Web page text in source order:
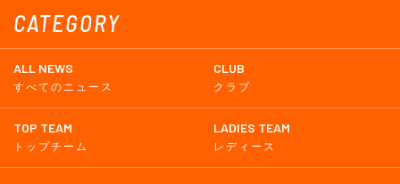
CATEGORY
ALL NEWS
すべてのニュース
CLUB
クラブ
TOP TEAM
トップチーム
LADIES TEAM
レディース